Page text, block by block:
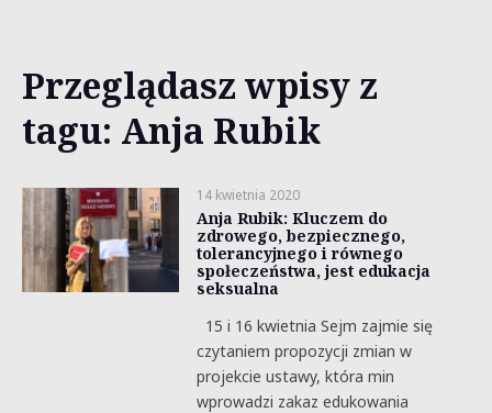
Przeglądasz wpisy z
tagu: Anja Rubik
14 kwietnia 2020
Anja Rubik: Kluczem do
zdrowego, bezpiecznego,
tolerancyjnego i równego
społeczeństwa, jest edukacja
seksualna
15 i 16 kwietnia Sejm zajmie się
czytaniem propozycji zmian w
projekcie ustawy, która min
wprowadzi zakaz edukowania